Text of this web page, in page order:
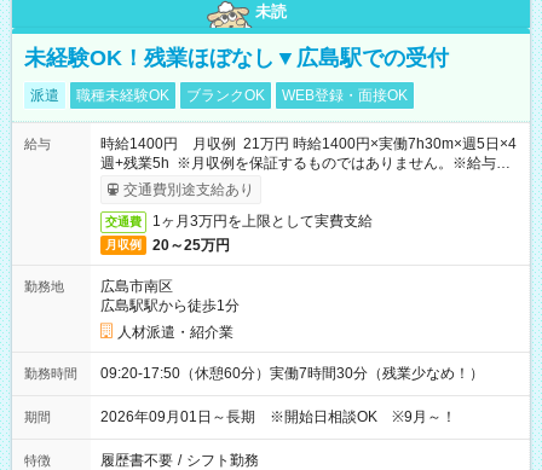
未読
未経験OK！残業ほぼなし▼広島駅での受付
派遣 職種未経験OK ブランクOK WEB登録・面接OK
給与
時給1400円 月収例 21万円 時給1400円×実働7h30m×週5日×4
週+残業5h ※月収例を保証するものではありません。※給与即
受取りサービス利用可（利用条件有）
交通費別途支給あり
交通費 1ヶ月3万円を上限として実費支給
月収例 20～25万円
勤務地
広島市南区
広島駅駅から徒歩1分
人材派遣・紹介業
勤務時間 09:20-17:50（休憩60分）実働7時間30分（残業少なめ！）
期間 2026年09月01日～長期 ※開始日相談OK ※9月～！
特徴 履歴書不要 / シフト勤務